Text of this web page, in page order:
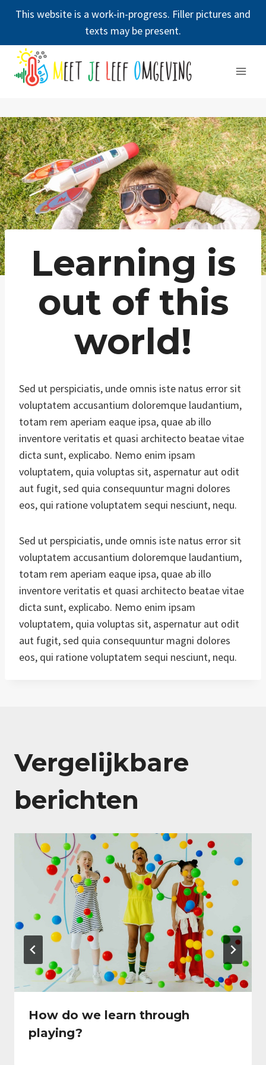
This website is a work-in-progress. Filler pictures and
texts may be present.
Doorgaan
naar
inhoud
Learning is
out of this
world!
Sed ut perspiciatis, unde omnis iste natus error sit
voluptatem accusantium doloremque laudantium,
totam rem aperiam eaque ipsa, quae ab illo
inventore veritatis et quasi architecto beatae vitae
dicta sunt, explicabo. Nemo enim ipsam
voluptatem, quia voluptas sit, aspernatur aut odit
aut fugit, sed quia consequuntur magni dolores
eos, qui ratione voluptatem sequi nesciunt, nequ.
Sed ut perspiciatis, unde omnis iste natus error sit
voluptatem accusantium doloremque laudantium,
totam rem aperiam eaque ipsa, quae ab illo
inventore veritatis et quasi architecto beatae vitae
dicta sunt, explicabo. Nemo enim ipsam
voluptatem, quia voluptas sit, aspernatur aut odit
aut fugit, sed quia consequuntur magni dolores
eos, qui ratione voluptatem sequi nesciunt, nequ.
Vergelijkbare
berichten
How do we learn through
playing?